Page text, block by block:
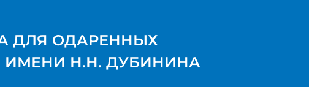
ДЛЯ ОДАРЕННЫХ
ИМЕНИ Н.Н. ДУБИНИНА